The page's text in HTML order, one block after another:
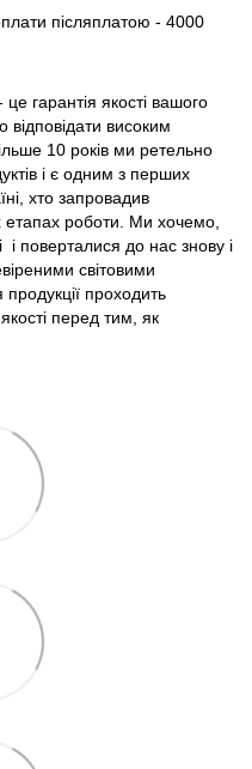
післяплатою - 4000
це гарантія якості вашого
високим
10 років ми ретельно
і є одним з перших
хто запровадив
етапах роботи. Ми хочемо,
поверталися до нас знову і
світовими
проходить
перед тим, як